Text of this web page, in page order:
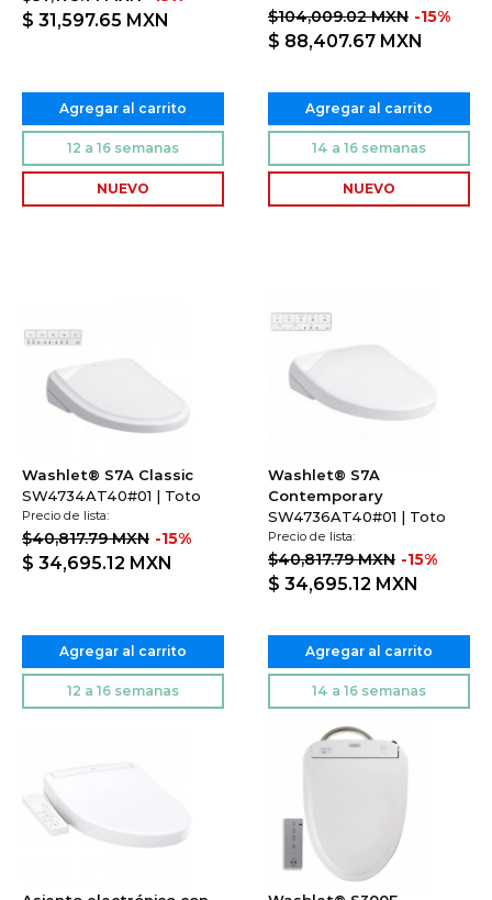
12 a 16 semanas
NUEVO
Agregar al carrito
14 a 16 semanas
NUEVO
Washlet® S7A Classic
$40,817.79 MXN -15%
$ 34,695.12 MXN
12 a 16 semanas
Washlet® S7A
Precio de lista:
$40,817.79 MXN -15%
$ 34,695.12 MXN
Agregar al carrito
14 a 16 semanas
Asiento electrónico con
Washlet® S300E
SW574#01 | Toto